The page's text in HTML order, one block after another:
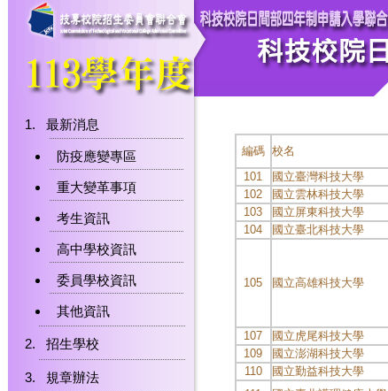
最新消息
防疫應變專區
重大變革事項
考生資訊
高中學校資訊
委員學校資訊
其他資訊
招生學校
規章辦法
編碼 校名
101
國立臺灣科技大學
102
國立雲林科技大學
103
國立屏東科技大學
104
國立臺北科技大學
105 國立高雄科技大學
107
國立虎尾科技大學
109
國立澎湖科技大學
110
國立勤益科技大學